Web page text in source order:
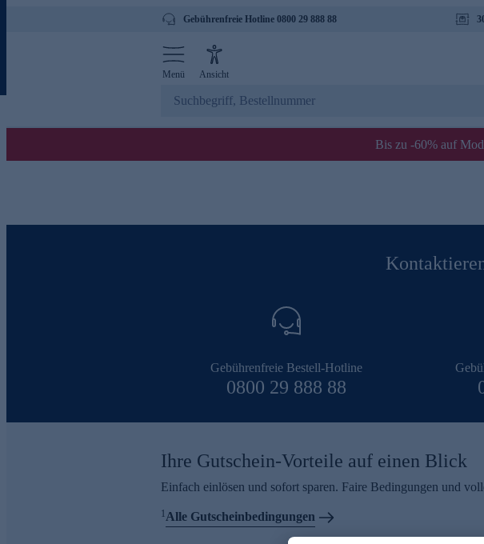
Gebührenfreie Hotline 0800 29 888 88
Menü Ansicht
Bis zu -60% auf
Gebührenfreie Bestell-Hotline
0800 29 888 88
Ihre Gutschein-Vorteile auf einen Blick
Einfach einlösen und sofort sparen. Faire Bedingungen und
1Alle Gutscheinbedingungen